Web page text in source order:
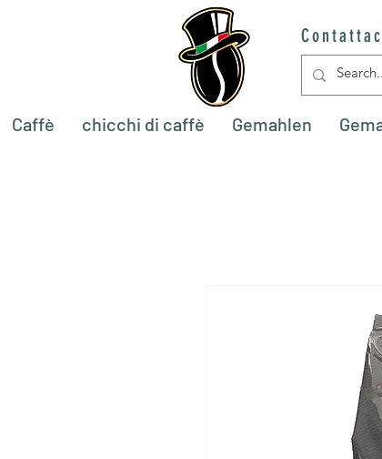
Caffè chicchi di caffè Gemahlen